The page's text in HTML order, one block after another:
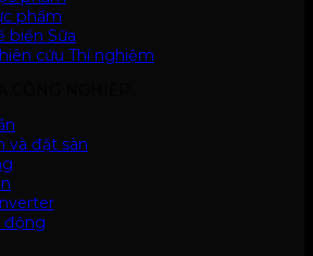
phẩm
biến Sữa
cứu Thí nghiệm
và đặt sàn
động